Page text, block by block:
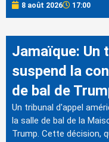
8 août 2026 17:00
Jamaïque: Un
suspend la
de bal de
Un tribunal d'appel
la salle de bal de la
Trump. Cette décision,